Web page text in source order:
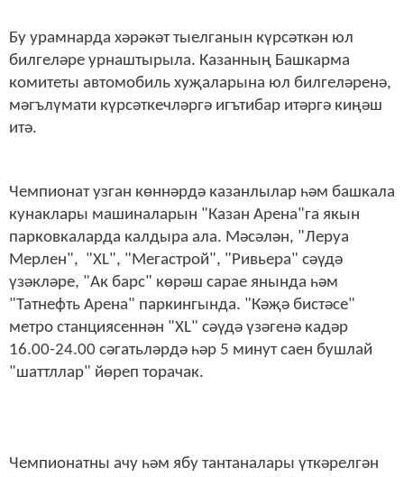
Бу урамнарда хәрәкәт тыелганын күрсәткән юл
билгеләре урнаштырыла. Казанның Башкарма
комитеты автомобиль хуҗаларына юл билгеләренә,
мәгълүмати күрсәткечләргә игътибар итәргә киңәш
итә.
Чемпионат узган көннәрдә казанлылар һәм башкала
кунаклары машиналарын "Казан Арена"га якын
парковкаларда калдыра ала. Мәсәлән, "Леруа
Мерлен", "XL", "Мегастрой", "Ривьера" сәүдә
үзәкләре, "Ак барс" көрәш сарае янында һәм
"Татнефть Арена" паркингында. "Кәҗә бистәсе"
метро станциясеннән "XL" сәүдә үзәгенә кадәр
16.00-24.00 сәгатьләрдә һәр 5 минут саен бушлай
"шаттллар" йөреп торачак.
Чемпионатны ачу һәм ябу тантаналары үткәрелгән